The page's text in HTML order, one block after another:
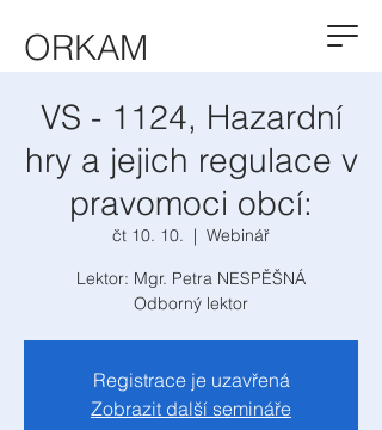
ORKAM
VS - 1124, Hazardní
hry a jejich regulace v
pravomoci obcí:
čt 10. 10.
  |
Webinář
Lektor: Mgr. Petra NESPĚŠNÁ
Odborný lektor
Registrace je uzavřená
Zobrazit další semináře